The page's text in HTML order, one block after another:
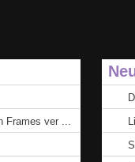
Frames ver ...